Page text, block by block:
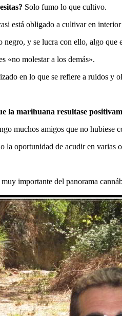
Solo fumo lo que cultivo.
está obligado a cultivar en
negro, y se lucra con ello, algo
«no molestar a los demás».
en lo que se refiere a ruidos y
la marihuana resultase
muchos amigos que no hubiese
la oportunidad de acudir en varias
importante del panorama